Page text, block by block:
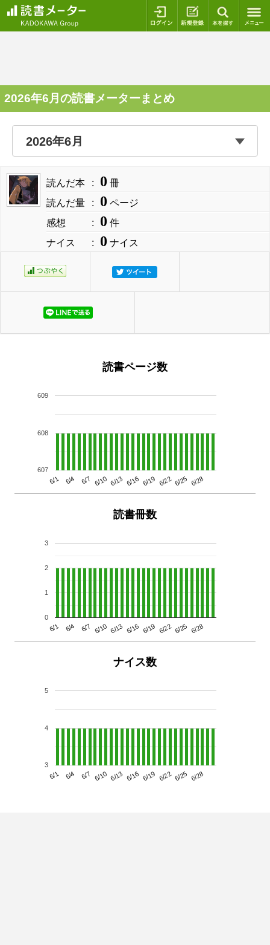
ログイン 新規登録
2026年6月の読書メーターまとめ
読んだ本 0 冊
読んだ量
0 ページ
感想
0 件
ナイス
0 ナイス
読書ページ数
6/1 6/4 6/7 6/10 6/13 6/16 6/19 6/22 6/25 6/28
607
608
609
読書冊数
6/1 6/4 6/7 6/10 6/13 6/16 6/19 6/22 6/25 6/28
0
1
2
3
ナイス数
6/1 6/4 6/7 6/10 6/13 6/16 6/19 6/22 6/25 6/28
3
4
5